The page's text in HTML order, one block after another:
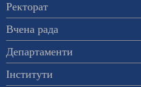
Ректорат
Вчена рада
Департаменти
Інститути